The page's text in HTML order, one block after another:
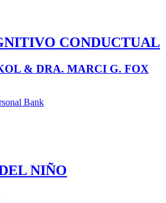
CONDUCTUAL
& DRA. MARCI G. FOX
NIÑO